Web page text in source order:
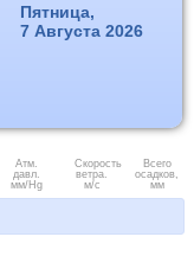
Пятница,
7 Августа 2026
Атм.
давл.
мм/Hg
Скорость
ветра.
м/с
Всего
осадков,
мм